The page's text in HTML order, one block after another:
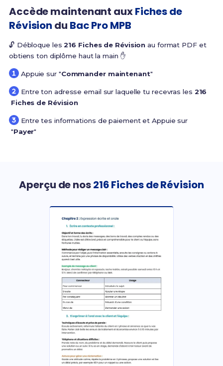
Accède maintenant auxFiches de
Révision du Bac Pro MPB
🔓 Débloque les216 Fiches de Révision au format PDF et
obtiens ton diplôme haut la main ✋
Appuie sur "Commander maintenant"
Entre ton adresse email sur laquelle tu recevras les 216
Fiches de Révision
Entre tes informations de paiement et Appuie sur
"Payer"
Aperçu de nos216 Fiches de Révision